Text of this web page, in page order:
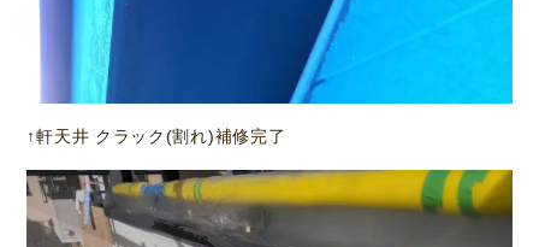
↑軒天井 クラック(割れ)補修完了